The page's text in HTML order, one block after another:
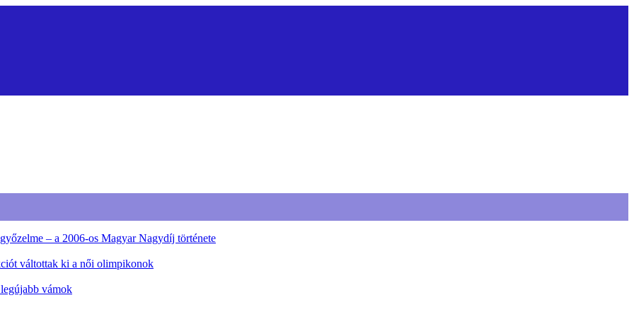
– a 2006-os Magyar Nagydíj története
váltottak ki a női olimpikonok
vámok